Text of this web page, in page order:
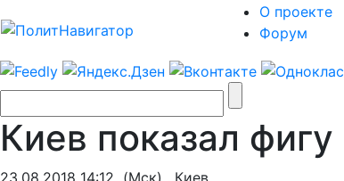
О проекте
Форум
Киев показал
23.08.2018 14:12 (Мск) , Киев